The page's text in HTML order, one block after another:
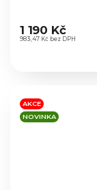
hodnocení
produktu
hvězdiček.
983,47 Kč bez DPH
1 190 Kč
AKCE
NOVINKA